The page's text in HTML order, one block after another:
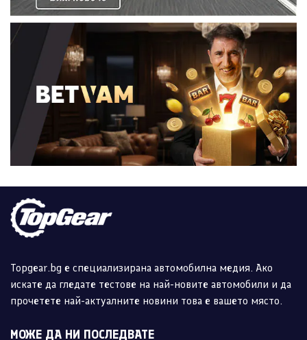
Topgear.bg е специализирана автомобилна медия. Ако
искате да гледате тестове на най-новите автомобили и да
прочетете най-актуалните новини това е вашето място.
МОЖЕ ДА НИ ПОСЛЕДВАТЕ